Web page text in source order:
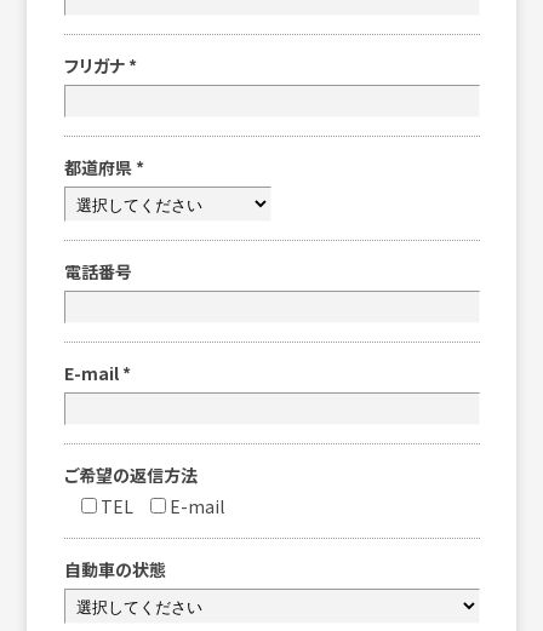
フリガナ *
都道府県 *
電話番号
E-mail *
ご希望の返信方法
TEL
E-mail
自動車の状態